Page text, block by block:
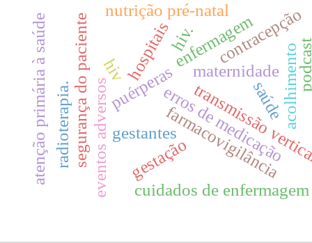
gestantes
puérperas maternidade
erros de medicação
hospitais
farmacovigilância
eventos adversos
segurança do paciente enfermagem
hiv
gestaçãotransmissão
cuidados de enfermagem
acolhimento
hiv. contracepção
saúde
radioterapia.
atenção primária à saúde
nutrição pré-natal